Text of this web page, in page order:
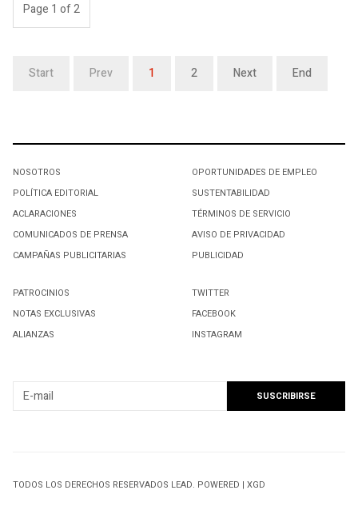
Page 1 of 2
Start Prev 1 2 Next End
NOSOTROS
POLÍTICA EDITORIAL
ACLARACIONES
COMUNICADOS DE PRENSA
CAMPAÑAS PUBLICITARIAS
OPORTUNIDADES DE EMPLEO
SUSTENTABILIDAD
TÉRMINOS DE SERVICIO
AVISO DE PRIVACIDAD
PUBLICIDAD
PATROCINIOS
NOTAS EXCLUSIVAS
ALIANZAS
TWITTER
FACEBOOK
INSTAGRAM
TODOS LOS DERECHOS RESERVADOS LEAD. POWERED | XGD